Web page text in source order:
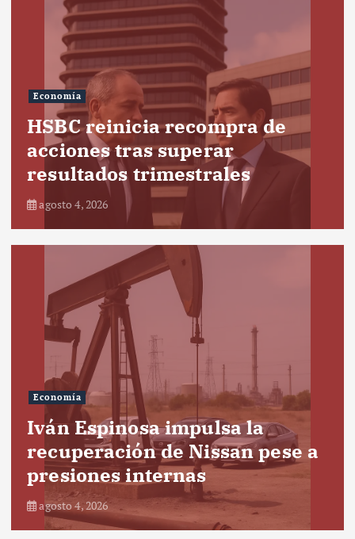
Economía
HSBC reinicia recompra de
acciones tras superar
resultados trimestrales
agosto 4, 2026
Economía
Iván Espinosa impulsa la
recuperación de Nissan pese a
presiones internas
agosto 4, 2026